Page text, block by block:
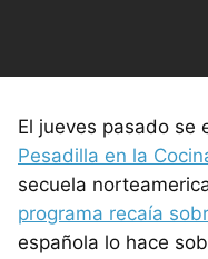
El jueves pasado se
Pesadilla en la
secuela
programa recaía
española lo hace